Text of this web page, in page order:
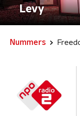
Levy
Nummers